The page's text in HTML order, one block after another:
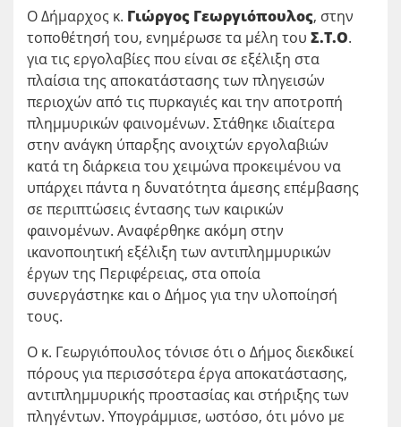
Ο Δήμαρχος κ. Γιώργος Γεωργιόπουλος, στην
τοποθέτησή του, ενημέρωσε τα μέλη του Σ.Τ.Ο.
για τις εργολαβίες που είναι σε εξέλιξη στα
πλαίσια της αποκατάστασης των πληγεισών
περιοχών από τις πυρκαγιές και την αποτροπή
πλημμυρικών φαινομένων. Στάθηκε ιδιαίτερα
στην ανάγκη ύπαρξης ανοιχτών εργολαβιών
κατά τη διάρκεια του χειμώνα προκειμένου να
υπάρχει πάντα η δυνατότητα άμεσης επέμβασης
σε περιπτώσεις έντασης των καιρικών
φαινομένων. Αναφέρθηκε ακόμη στην
ικανοποιητική εξέλιξη των αντιπλημμυρικών
έργων της Περιφέρειας, στα οποία
συνεργάστηκε και ο Δήμος για την υλοποίησή
τους.
Ο κ. Γεωργιόπουλος τόνισε ότι ο Δήμος διεκδικεί
πόρους για περισσότερα έργα αποκατάστασης,
αντιπλημμυρικής προστασίας και στήριξης των
πληγέντων. Υπογράμμισε, ωστόσο, ότι μόνο με